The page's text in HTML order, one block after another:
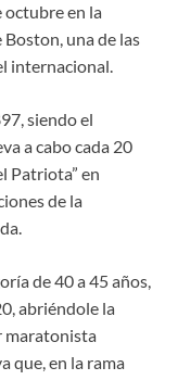
octubre en la
una de las
internacional.
siendo el
a cabo cada 20
Patriota” en
de la
de 40 a 45 años,
abriéndole la
maratonista
que, en la rama